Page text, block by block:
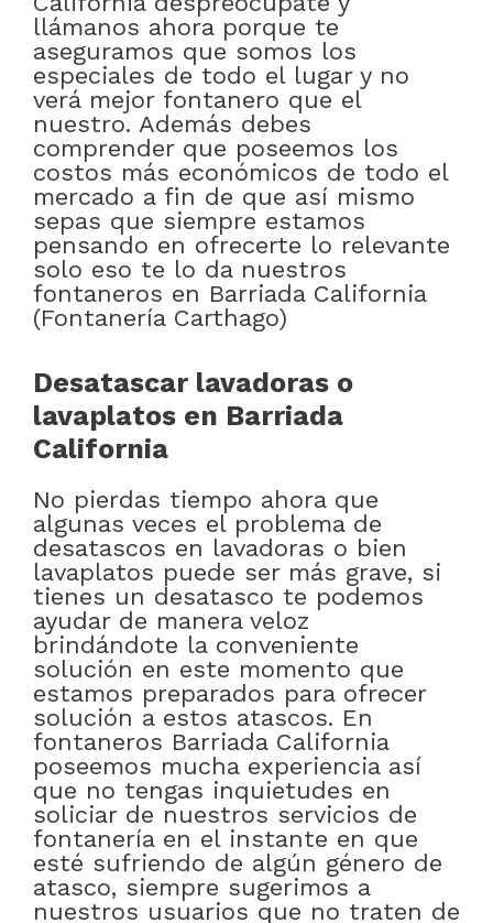
llámanos ahora porque te
aseguramos que somos los
especiales de todo el lugar y no
verá mejor fontanero que el
nuestro. Además debes
comprender que poseemos los
costos más económicos de todo el
mercado a fin de que así mismo
sepas que siempre estamos
pensando en ofrecerte lo relevante
solo eso te lo da nuestros
fontaneros en Barriada California
(Fontanería Carthago)
Desatascar lavadoras o
lavaplatos en Barriada
California
No pierdas tiempo ahora que
algunas veces el problema de
desatascos en lavadoras o bien
lavaplatos puede ser más grave, si
tienes un desatasco te podemos
ayudar de manera veloz
brindándote la conveniente
solución en este momento que
estamos preparados para ofrecer
solución a estos atascos. En
fontaneros Barriada California
poseemos mucha experiencia así
que no tengas inquietudes en
soliciar de nuestros servicios de
fontanería en el instante en que
esté sufriendo de algún género de
atasco, siempre sugerimos a
nuestros usuarios que no traten de